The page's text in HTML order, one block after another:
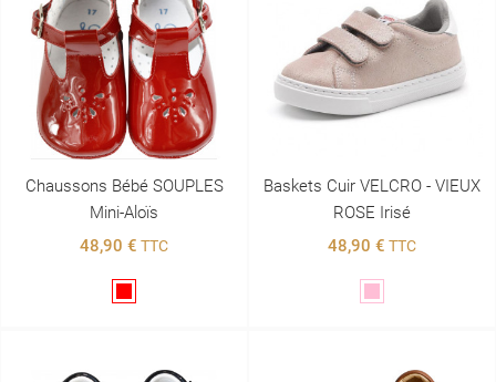
Chaussons Bébé SOUPLES
Mini-Aloïs
48,90 € TTC
Baskets Cuir VELCRO - VIEUX
ROSE Irisé
48,90 € TTC